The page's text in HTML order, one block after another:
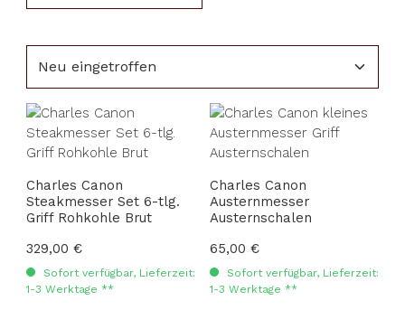
Charles Canon
Steakmesser Set 6-tlg.
Griff Rohkohle Brut
Regulärer Preis:
329,00 €
Sofort verfügbar, Lieferzeit:
1-3 Werktage **
Charles Canon
Austernmesser
Austernschalen
Regulärer Preis:
65,00 €
Sofort verfügbar, Lieferzeit:
1-3 Werktage **